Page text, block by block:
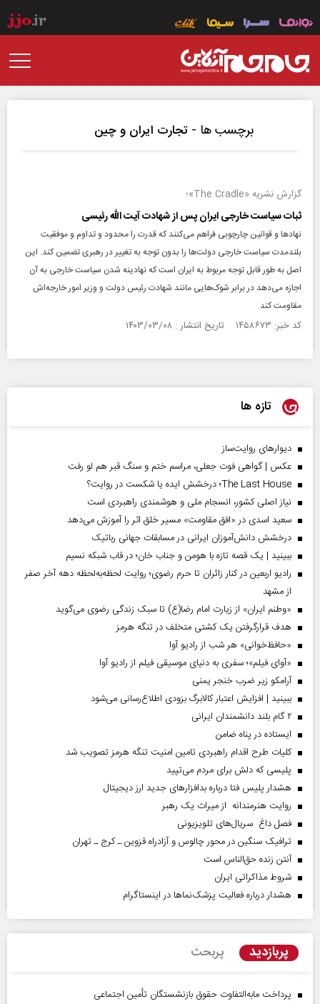
برچسب ها - تجارت ایران و چین
گزارش نشریه «The Cradle»؛
ثبات سیاست خارجی ایران پس از شهادت آیت الله رئیسی
نهاد‌ها و قوانین چارچوبی فراهم می‌کنند که قدرت را محدود و تداوم و موفقیت
بلندمدت سیاست خارجی دولت‌ها را بدون توجه به تغییر در رهبری تضمین کند. این
اصل به طور قابل توجه مربوط به ایران است که نهادینه شدن سیاست خارجی به آن
اجازه می‌دهد در برابر شوک‌هایی مانند شهادت رئیس دولت و وزیر امور خارجه‌اش
مقاومت کند.
کد خبر: ۱۴۵۸۶۷۳ تاریخ انتشار : ۱۴۰۳/۰۳/۰۸
تازه ها
دیوارهای روایت‌ساز
عکس | گواهی فوت جعلی، مراسم ختم و سنگ قبر هم لو رفت
The Last House؛ درخشش ایده یا شکست در روایت؟
نیاز اصلی کشور، انسجام ملی و هوشمندی راهبردی است
سعید اسدی در «افق مقاومت» مسیر خلق اثر را آموزش می‌دهد
درخشش دانش‌آموزان ایرانی در مسابقات جهانی رباتیک
ببینید | یک قصه تازه با هومن و جناب‌ خان؛ در قاب شبکه نسیم
رادیو اربعین در کنار زائران تا حرم رضوی؛ روایت لحظه‌به‌لحظه دهه آخر صفر
از مشهد
«وطنم ایران» از زیارت امام رضا(ع) تا سبک زندگی رضوی می‌گوید
هدف قرارگرفتن یک کشتی متخلف در تنگه هرمز
«حافظ‌خوانی» هر شب از رادیو آوا
«آوای فیلم»؛ سفری به دنیای موسیقی فیلم از رادیو آوا
آرامکو زیر ضرب خنجر یمنی
ببینید | افزایش اعتبار کالابرگ بزودی اطلاع‌رسانی می‌شود
۲ گام بلند دانشمندان ایرانی
ایستاده در پناه ضامن
کلیات طرح اقدام راهبردی تامین امنیت تنگه هرمز تصویب شد
پلیسی که دلش برای مردم می‌تپید
هشدار پلیس فتا درباره بدافزار‌های جدید ارز دیجیتال
روایت هنرمندانه از میراث یک رهبر
فصل داغ سریال‌های تلویزیونی
ترافیک سنگین در محور چالوس و آزادراه قزوین ـ کرج ـ تهران
آنتن زنده حق‌الناس است
شروط مذاکراتی ایران
هشدار درباره فعالیت پزشک‌نما‌ها در اینستاگرام
پربازدید پربحث
پرداخت مابه‌التفاوت حقوق بازنشستگان تأمین اجتماعی